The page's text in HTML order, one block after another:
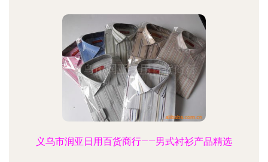
义乌市润亚日用百货商行——男式衬衫产品精选